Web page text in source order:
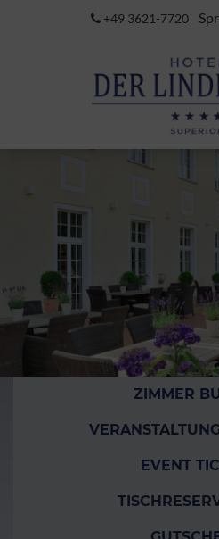
+49 3621-7720
ZIMMER
EVENT